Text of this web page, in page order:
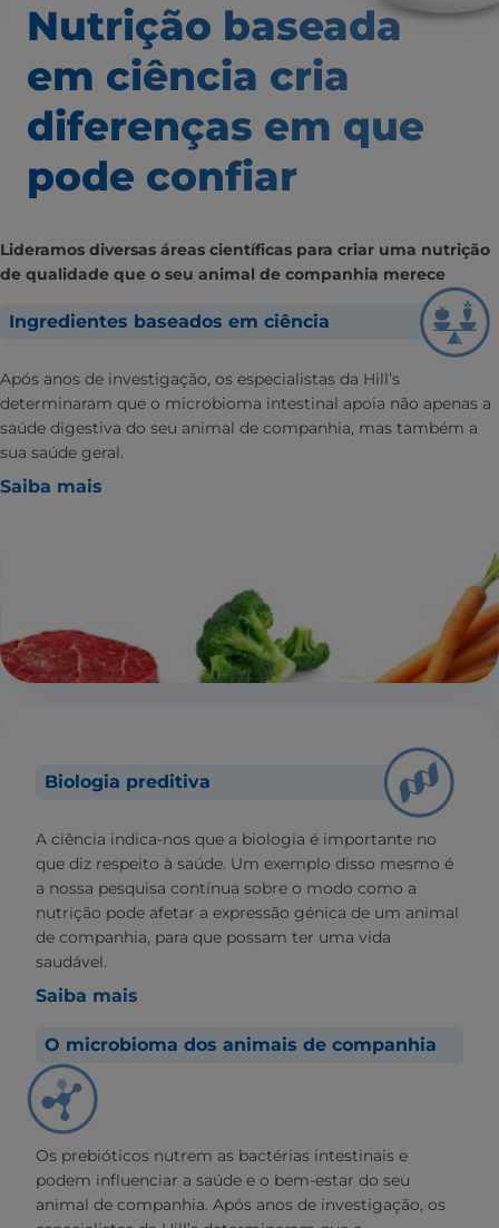
Nutrição baseada
em ciência cria
diferenças em que
pode confiar
Lideramos diversas áreas científicas para criar uma nutrição
de qualidade que o seu animal de companhia merece
Ingredientes baseados em ciência
Após anos de investigação, os especialistas da Hill’s
determinaram que o microbioma intestinal apoia não apenas a
saúde digestiva do seu animal de companhia, mas também a
sua saúde geral.
Saiba mais
Biologia preditiva
A ciência indica-nos que a biologia é importante no
que diz respeito à saúde. Um exemplo disso mesmo é
a nossa pesquisa contínua sobre o modo como a
nutrição pode afetar a expressão génica de um animal
de companhia, para que possam ter uma vida
saudável.
Saiba mais
O microbioma dos animais de companhia
Os prebióticos nutrem as bactérias intestinais e
podem influenciar a saúde e o bem-estar do seu
animal de companhia. Após anos de investigação, os